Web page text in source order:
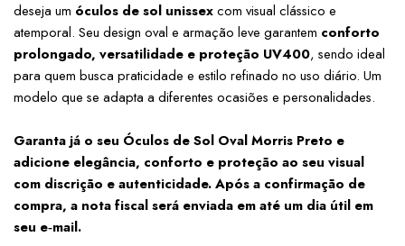
deseja um óculos de sol unissex com visual clássico e
atemporal. Seu design oval e armação leve garantem conforto
prolongado, versatilidade e proteção UV400, sendo ideal
para quem busca praticidade e estilo refinado no uso diário. Um
modelo que se adapta a diferentes ocasiões e personalidades.
Garanta já o seu Óculos de Sol Oval Morris Preto e
adicione elegância, conforto e proteção ao seu visual
com discrição e autenticidade. Após a confirmação de
compra, a nota fiscal será enviada em até um dia útil em
seu e‑mail.